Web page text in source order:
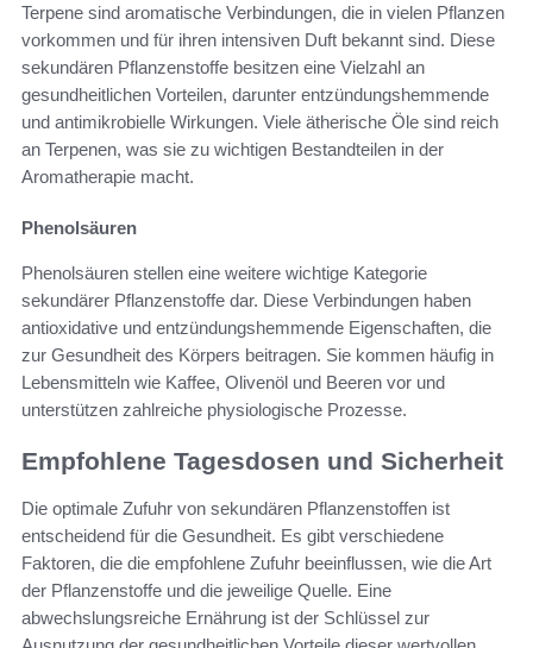
Terpene sind aromatische Verbindungen, die in vielen Pflanzen
vorkommen und für ihren intensiven Duft bekannt sind. Diese
sekundären Pflanzenstoffe besitzen eine Vielzahl an
gesundheitlichen Vorteilen, darunter entzündungshemmende
und antimikrobielle Wirkungen. Viele ätherische Öle sind reich
an Terpenen, was sie zu wichtigen Bestandteilen in der
Aromatherapie macht.
Phenolsäuren
Phenolsäuren stellen eine weitere wichtige Kategorie
sekundärer Pflanzenstoffe dar. Diese Verbindungen haben
antioxidative und entzündungshemmende Eigenschaften, die
zur Gesundheit des Körpers beitragen. Sie kommen häufig in
Lebensmitteln wie Kaffee, Olivenöl und Beeren vor und
unterstützen zahlreiche physiologische Prozesse.
Empfohlene Tagesdosen und Sicherheit
Die optimale Zufuhr von sekundären Pflanzenstoffen ist
entscheidend für die Gesundheit. Es gibt verschiedene
Faktoren, die die empfohlene Zufuhr beeinflussen, wie die Art
der Pflanzenstoffe und die jeweilige Quelle. Eine
abwechslungsreiche Ernährung ist der Schlüssel zur